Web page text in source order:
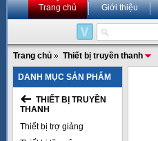
Trang chủ Giới thiệu
Trang chủ » Thiết bị truyền thanh
DANH MỤC SẢN PHẨM
THIẾT BỊ TRUYỀN
THANH
Thiết bị trợ giảng